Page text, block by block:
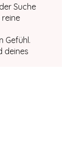
Suche
reine
Gefühl.
deines